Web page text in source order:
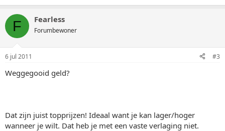
F Fearless
Forumbewoner
6 jul 2011 #3
Weggegooid geld?
Dat zijn juist topprijzen! Ideaal want je kan lager/hoger
wanneer je wilt. Dat heb je met een vaste verlaging niet.